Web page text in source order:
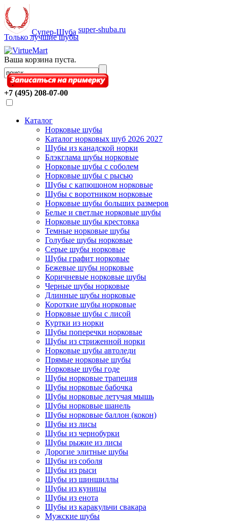
Супер-Шуба super-shuba.ru
Только лучшие шубы
Ваша корзина пуста.
.
+7 (495) 208-07-00
Каталог
Норковые шубы
Каталог норковых шуб 2026 2027
Шубы из канадской норки
Блэкглама шубы норковые
Норковые шубы с соболем
Норковые шубы с рысью
Шубы с капюшоном норковые
Шубы с воротником норковые
Норковые шубы больших размеров
Белые и светлые норковые шубы
Норковые шубы крестовка
Темные норковые шубы
Голубые шубы норковые
Серые шубы норковые
Шубы графит норковые
Бежевые шубы норковые
Коричневые норковые шубы
Черные шубы норковые
Длинные шубы норковые
Короткие шубы норковые
Норковые шубы с лисой
Куртки из норки
Шубы поперечки норковые
Шубы из стриженной норки
Норковые шубы автоледи
Прямые норковые шубы
Норковые шубы годе
Шубы норковые трапеция
Шубы норковые бабочка
Шубы норковые летучая мышь
Шубы норковые шанель
Шубы норковые баллон (кокон)
Шубы из лисы
Шубы из чернобурки
Шубы рыжие из лисы
Дорогие элитные шубы
Шубы из соболя
Шубы из рыси
Шубы из шиншиллы
Шубы из куницы
Шубы из енота
Шубы из каракульчи свакара
Мужские шубы